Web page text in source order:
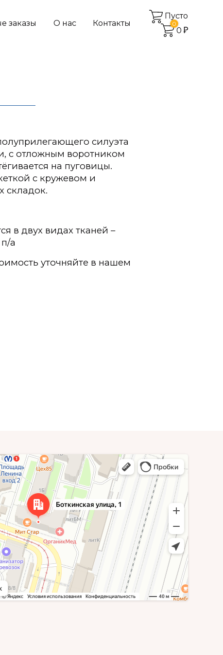
Пусто
0
0
заказы О нас Контакты
силуэта
с отложным воротником
на пуговицы.
с кружевом и
складок.
в двух видах тканей –
а
уточняйте в нашем